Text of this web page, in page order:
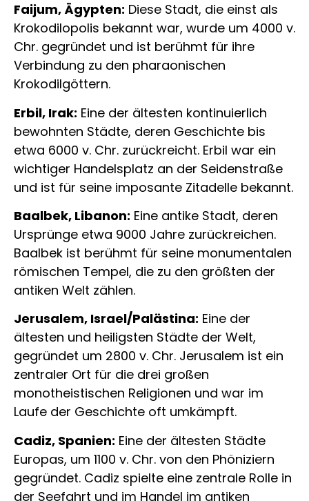
Faijum, Ägypten: Diese Stadt, die einst als
Krokodilopolis bekannt war, wurde um 4000 v.
Chr. gegründet und ist berühmt für ihre
Verbindung zu den pharaonischen
Krokodilgöttern.
Erbil, Irak: Eine der ältesten kontinuierlich
bewohnten Städte, deren Geschichte bis
etwa 6000 v. Chr. zurückreicht. Erbil war ein
wichtiger Handelsplatz an der Seidenstraße
und ist für seine imposante Zitadelle bekannt.
Baalbek, Libanon: Eine antike Stadt, deren
Ursprünge etwa 9000 Jahre zurückreichen.
Baalbek ist berühmt für seine monumentalen
römischen Tempel, die zu den größten der
antiken Welt zählen.
Jerusalem, Israel/Palästina: Eine der
ältesten und heiligsten Städte der Welt,
gegründet um 2800 v. Chr. Jerusalem ist ein
zentraler Ort für die drei großen
monotheistischen Religionen und war im
Laufe der Geschichte oft umkämpft.
Cadiz, Spanien: Eine der ältesten Städte
Europas, um 1100 v. Chr. von den Phöniziern
gegründet. Cadiz spielte eine zentrale Rolle in
der Seefahrt und im Handel im antiken